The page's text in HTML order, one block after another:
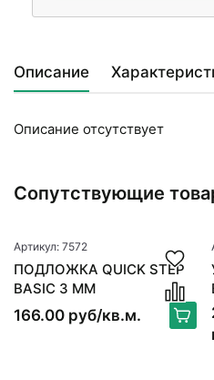
Описание
Описание отсутствует
Сопутствующие
Артикул: 7572
ПОДЛОЖКА QUICK STEP
BASIC 3 ММ
166.00 руб/кв.м.